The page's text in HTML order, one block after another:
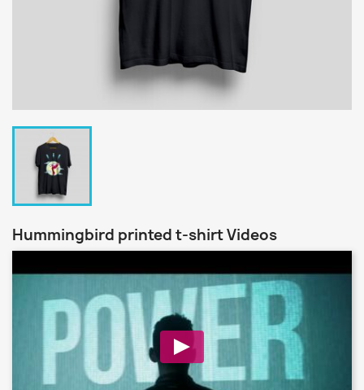
Hummingbird printed t-shirt Videos